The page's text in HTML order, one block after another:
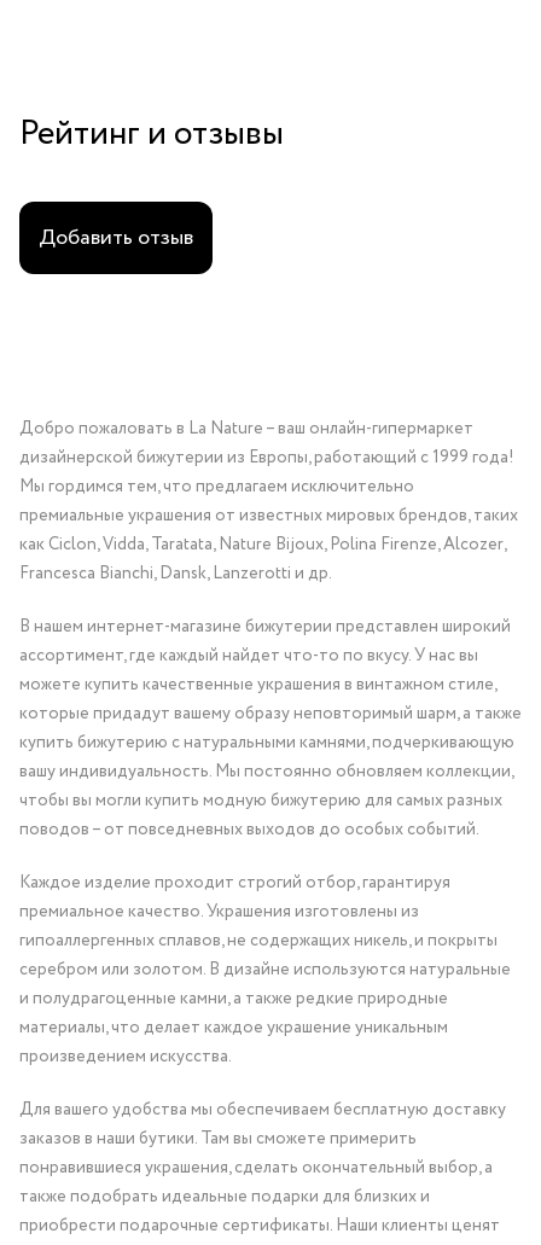
Рейтинг и отзывы
Добавить отзыв
Добро пожаловать в La Nature – ваш онлайн-гипермаркет
дизайнерской бижутерии из Европы, работающий с 1999 года!
Мы гордимся тем, что предлагаем исключительно
премиальные украшения от известных мировых брендов, таких
как Ciclon, Vidda, Taratata, Nature Bijoux, Polina Firenze, Alcozer,
Francesca Bianchi, Dansk, Lanzerotti и др.
В нашем интернет-магазине бижутерии представлен широкий
ассортимент, где каждый найдет что-то по вкусу. У нас вы
можете купить качественные украшения в винтажном стиле,
которые придадут вашему образу неповторимый шарм, а также
купить бижутерию с натуральными камнями, подчеркивающую
вашу индивидуальность. Мы постоянно обновляем коллекции,
чтобы вы могли купить модную бижутерию для самых разных
поводов – от повседневных выходов до особых событий.
Каждое изделие проходит строгий отбор, гарантируя
премиальное качество. Украшения изготовлены из
гипоаллергенных сплавов, не содержащих никель, и покрыты
серебром или золотом. В дизайне используются натуральные
и полудрагоценные камни, а также редкие природные
материалы, что делает каждое украшение уникальным
произведением искусства.
Для вашего удобства мы обеспечиваем бесплатную доставку
заказов в наши бутики. Там вы сможете примерить
понравившиеся украшения, сделать окончательный выбор, а
также подобрать идеальные подарки для близких и
приобрести подарочные сертификаты. Наши клиенты ценят